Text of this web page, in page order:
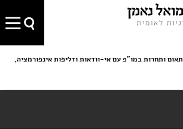
תאום ותחרות במו"פ עם אי-וודאות ודליפות אינפורמציה,